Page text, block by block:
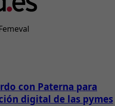
con Paterna para
digital de las pymes